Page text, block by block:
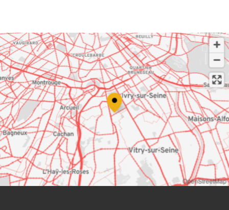
OpenStreetMap